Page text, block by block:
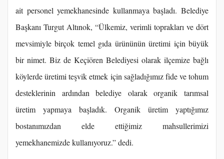
ait personel yemekhanesinde kullanmaya başladı. Belediye
Başkanı Turgut Altınok, “Ülkemiz, verimli toprakları ve dört
mevsimiyle birçok temel gıda ürününün üretimi için büyük
bir nimet. Biz de Keçiören Belediyesi olarak ilçemize bağlı
köylerde üretimi teşvik etmek için sağladığımız fide ve tohum
desteklerinin ardından belediye olarak organik tarımsal
üretim yapmaya başladık. Organik üretim yaptığımız
bostanımızdan elde ettiğimiz mahsullerimizi
yemekhanemizde kullanıyoruz.” dedi.